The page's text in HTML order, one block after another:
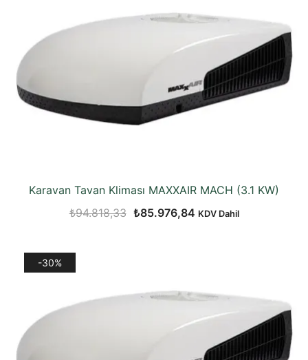
Karavan Tavan Kliması MAXXAIR MACH (3.1 KW)
₺94.818,33 Orijinal
₺85.976,84Şu
KDV Dahil
-30%